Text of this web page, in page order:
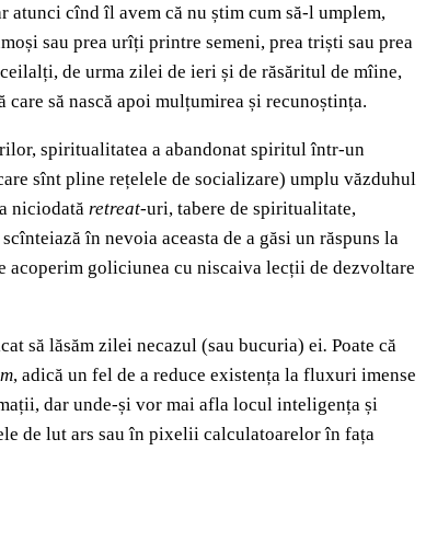
cînd îl avem că nu știm cum să-l umplem,
sau prea urîți printre semeni, prea triști sau prea
de urma zilei de ieri și de răsăritul de mîine,
să nască apoi mulțumirea și recunoștința.
spiritualitatea a abandonat spiritul într-un
sînt pline rețelele de socializare) umplu văzduhul
niciodată retreat-uri, tabere de spiritualitate,
în nevoia aceasta de a găsi un răspuns la
acoperim goliciunea cu niscaiva lecții de dezvoltare
să lăsăm zilei necazul (sau bucuria) ei. Poate că
, adică un fel de a reduce existența la fluxuri imense
dar unde-și vor mai afla locul inteligența și
de lut ars sau în pixelii calculatoarelor în fața